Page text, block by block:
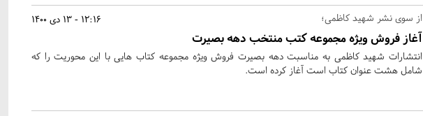
12:16 - 13 دی 1400 از سوی نشر شهید کاظمی؛
آغاز فروش ویژه مجموعه کتب منتخب دهه بصیرت
انتشارات شهید کاظمی به مناسبت دهه بصیرت فروش ویژه مجموعه کتاب هایی با این محوریت را که
شامل هشت عنوان کتاب است آغاز کرده است.